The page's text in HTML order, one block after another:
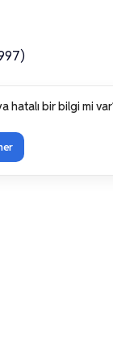
hatalı bir bilgi mi